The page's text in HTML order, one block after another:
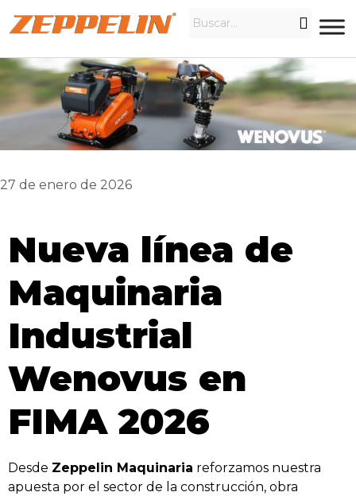
27 de enero de 2026
Nueva línea de
Maquinaria
Industrial
Wenovus en
FIMA 2026
Desde Zeppelin Maquinaria reforzamos nuestra
apuesta por el sector de la construcción, obra